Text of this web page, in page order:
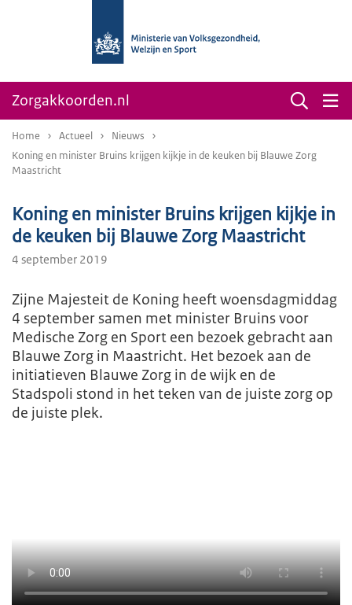
Zorgakkoorden.nl
Home Actueel
Nieuws
Koning en minister Bruins krijgen kijkje in de keuken bij Blauwe Zorg
Maastricht
Koning en minister Bruins krijgen kijkje in
de keuken bij Blauwe Zorg Maastricht
4 september 2019
Zijne Majesteit de Koning heeft woensdagmiddag
4 september samen met minister Bruins voor
Medische Zorg en Sport een bezoek gebracht aan
Blauwe Zorg in Maastricht. Het bezoek aan de
initiatieven Blauwe Zorg in de wijk en de
Stadspoli stond in het teken van de juiste zorg op
de juiste plek.